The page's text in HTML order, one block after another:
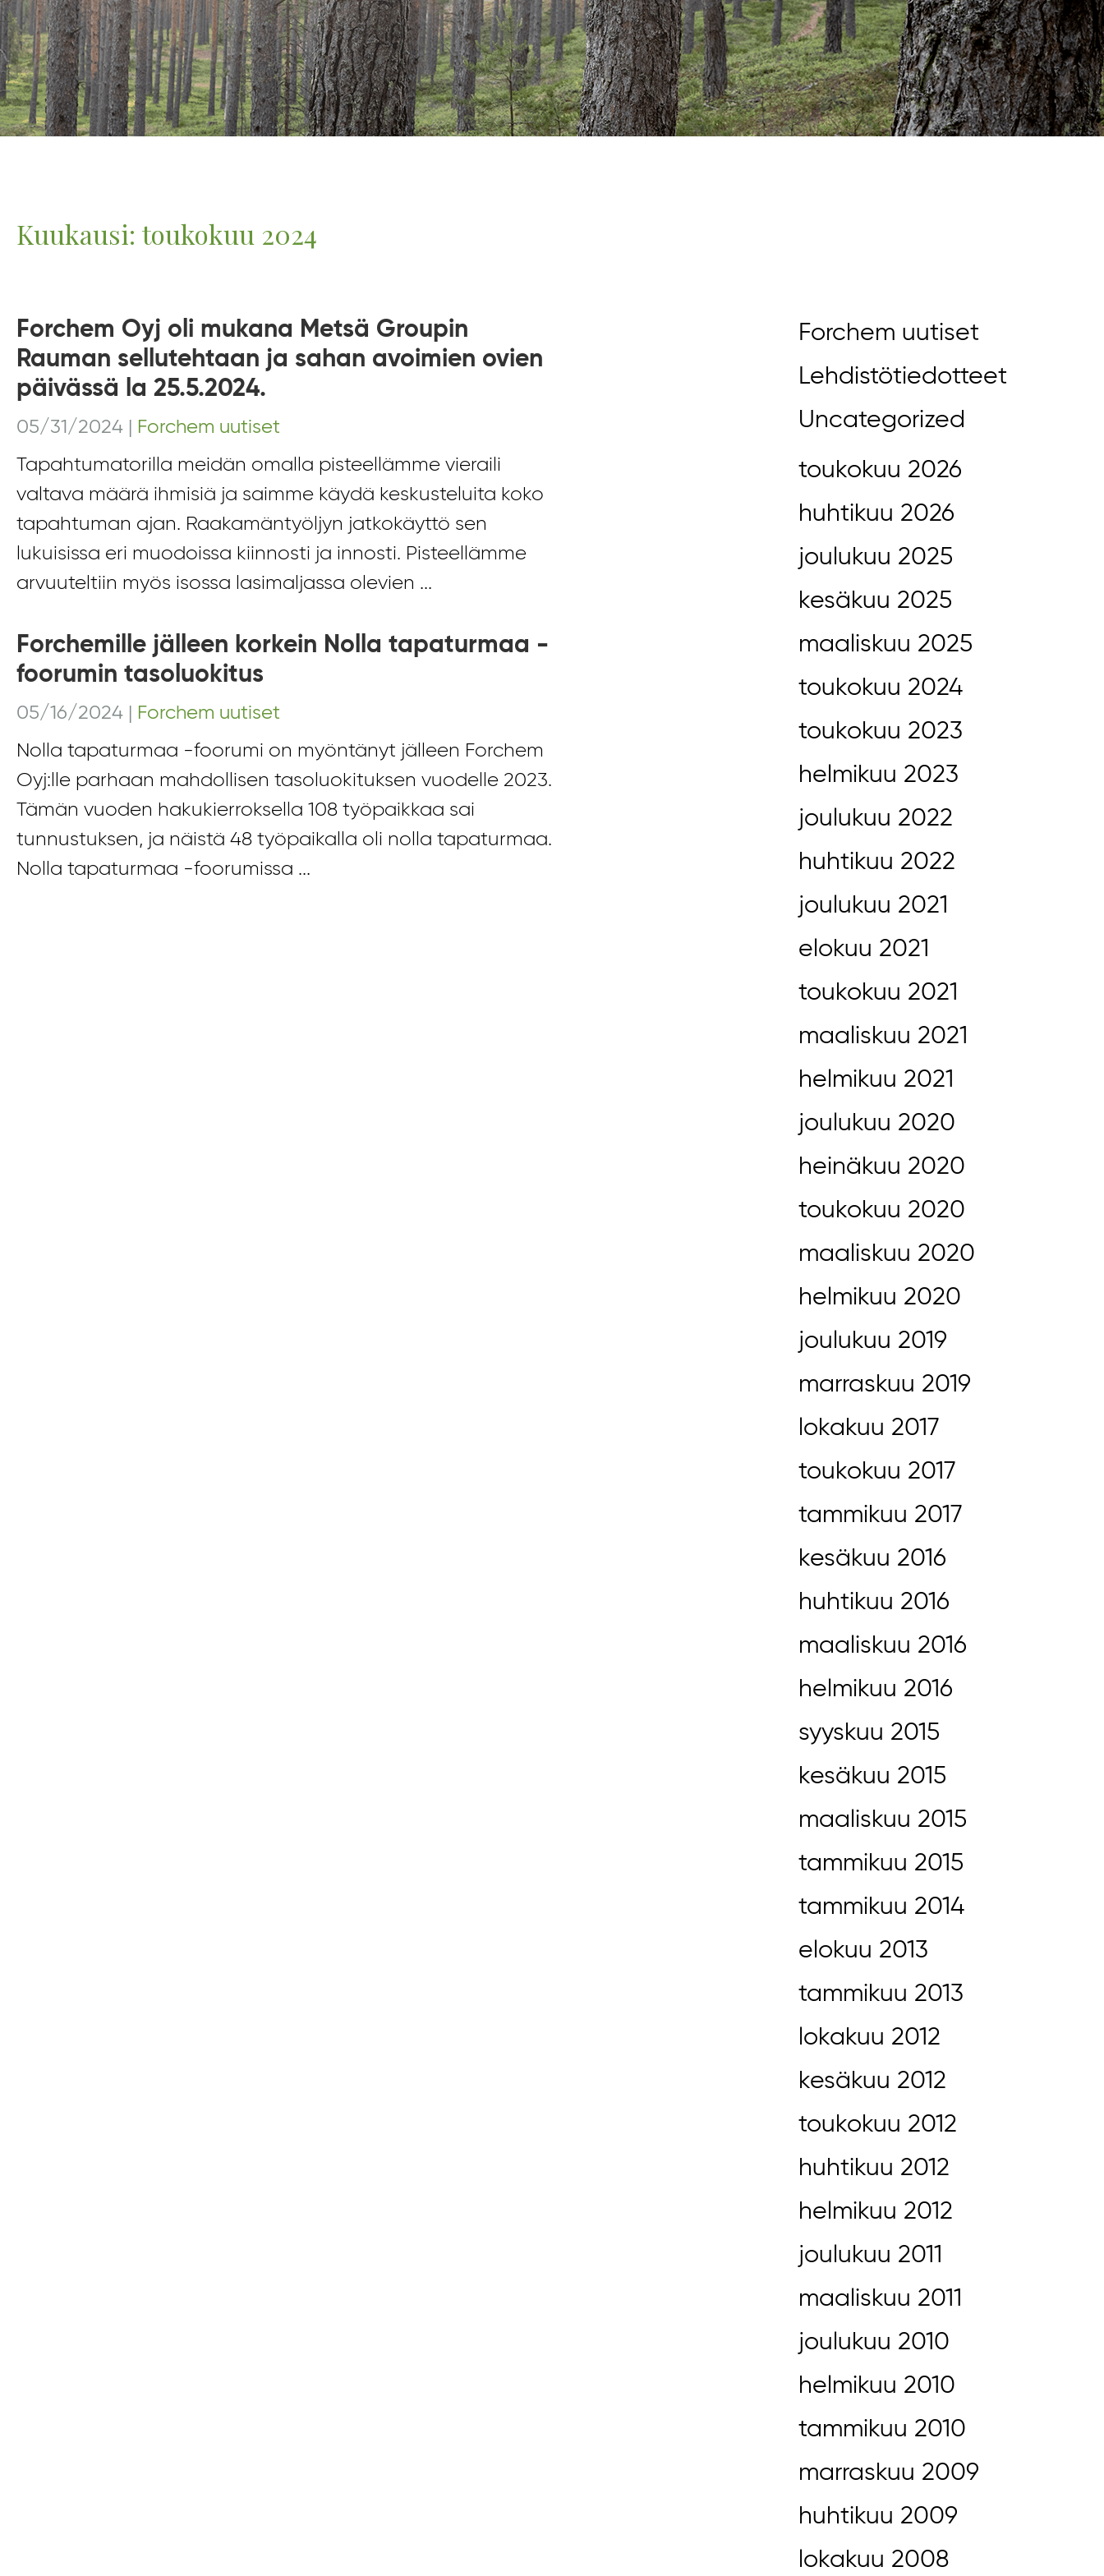
Kuukausi: toukokuu 2024
Forchem Oyj oli mukana Metsä Groupin
Rauman sellutehtaan ja sahan avoimien ovien
päivässä la 25.5.2024.
05/31/2024
Forchem uutiset
Tapahtumatorilla meidän omalla pisteellämme vieraili
valtava määrä ihmisiä ja saimme käydä keskusteluita koko
tapahtuman ajan. Raakamäntyöljyn jatkokäyttö sen
lukuisissa eri muodoissa kiinnosti ja innosti. Pisteellämme
arvuuteltiin myös isossa lasimaljassa olevien ...
Forchemille jälleen korkein Nolla tapaturmaa -
foorumin tasoluokitus
05/16/2024
Forchem uutiset
Nolla tapaturmaa -foorumi on myöntänyt jälleen Forchem
Oyj:lle parhaan mahdollisen tasoluokituksen vuodelle 2023.
Tämän vuoden hakukierroksella 108 työpaikkaa sai
tunnustuksen, ja näistä 48 työpaikalla oli nolla tapaturmaa.
Nolla tapaturmaa -foorumissa ...
Forchem uutiset
Lehdistötiedotteet
Uncategorized
toukokuu 2026
huhtikuu 2026
joulukuu 2025
kesäkuu 2025
maaliskuu 2025
toukokuu 2024
toukokuu 2023
helmikuu 2023
joulukuu 2022
huhtikuu 2022
joulukuu 2021
elokuu 2021
toukokuu 2021
maaliskuu 2021
helmikuu 2021
joulukuu 2020
heinäkuu 2020
toukokuu 2020
maaliskuu 2020
helmikuu 2020
joulukuu 2019
marraskuu 2019
lokakuu 2017
toukokuu 2017
tammikuu 2017
kesäkuu 2016
huhtikuu 2016
maaliskuu 2016
helmikuu 2016
syyskuu 2015
kesäkuu 2015
maaliskuu 2015
tammikuu 2015
tammikuu 2014
elokuu 2013
tammikuu 2013
lokakuu 2012
kesäkuu 2012
toukokuu 2012
huhtikuu 2012
helmikuu 2012
joulukuu 2011
maaliskuu 2011
joulukuu 2010
helmikuu 2010
tammikuu 2010
marraskuu 2009
huhtikuu 2009
lokakuu 2008